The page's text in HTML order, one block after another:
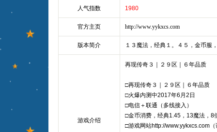
人气指数 1980
官方主页 http://www.yykxcs.com
版本简介 １３魔法，经典１。４５，金币服
游戏介绍
再现传奇３｜２９区｜６年品质
□再现传奇３｜２９区｜６年品质
□火爆内测中2017年6月2日
□电信＋联通（多线接入）
□金币消费，经典1.45，13魔法，8
□游戏网站http://www.yykxcs.com